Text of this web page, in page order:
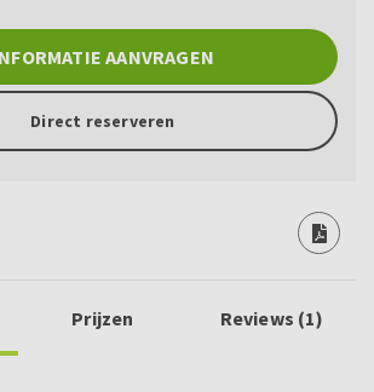
AANVRAGEN
Direct reserveren
Prijzen Reviews (1)